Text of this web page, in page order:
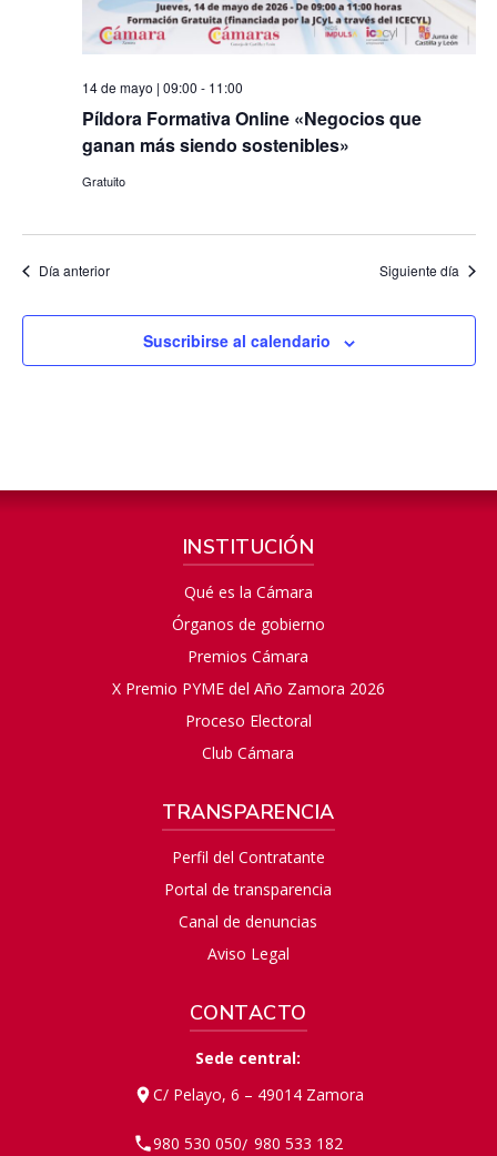
14 de mayo | 09:00 - 11:00
Píldora Formativa Online «Negocios que
ganan más siendo sostenibles»
Gratuito
Día anterior Siguiente día
Suscribirse al calendario
INSTITUCIÓN
Qué es la Cámara
Órganos de gobierno
Premios Cámara
X Premio PYME del Año Zamora 2026
Proceso Electoral
Club Cámara
TRANSPARENCIA
Perfil del Contratante
Portal de transparencia
Canal de denuncias
Aviso Legal
CONTACTO
Sede central:
C/ Pelayo, 6 – 49014 Zamora
980 530 050/ 980 533 182